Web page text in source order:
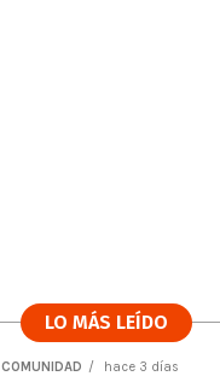
LO MÁS LEÍDO
COMUNIDAD hace 3 días